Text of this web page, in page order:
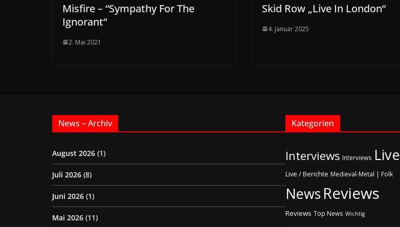
Misfire – “Sympathy For The
Ignorant“
2. Mai 2021
Skid Row „Live In London“
4. Januar 2025
News – Archiv
August 2026 (1)
Juli 2026 (8)
Juni 2026 (1)
Mai 2026 (11)
Kategorien
Interviews Interviews Live
Live / Berichte Medieval-Metal | Folk
NewsReviews
Reviews Top News Wichtig